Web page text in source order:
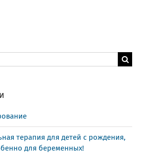
терапия для детей с рождения,
для беременных!